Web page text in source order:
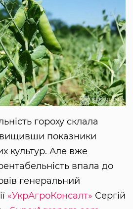
гороху склала
показники
культур. Але вже
впала до
генеральний
«УкрАгроКонсалт» Сергій